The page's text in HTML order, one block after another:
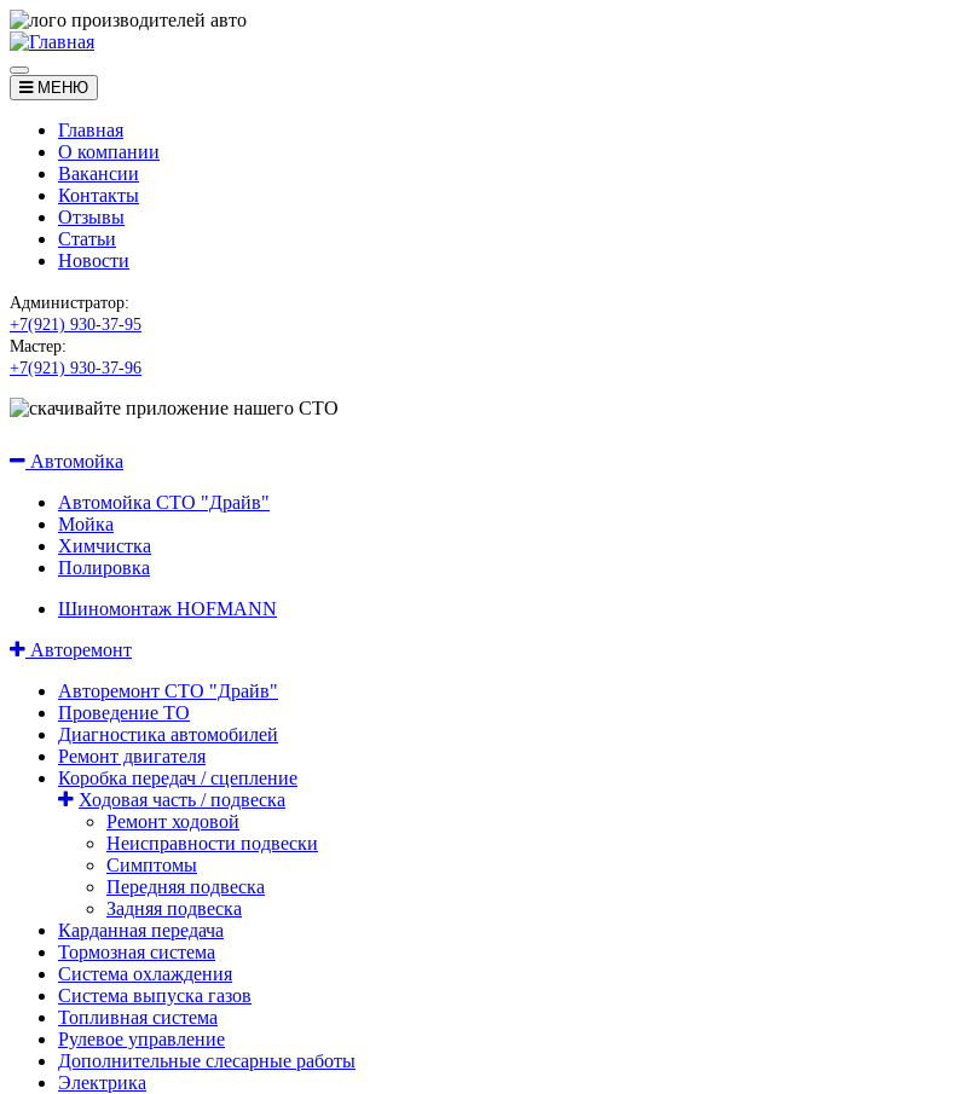
МЕНЮ
Главная
О компании
Вакансии
Контакты
Отзывы
Статьи
Новости
Администратор:
+7(921) 930-37-95
Мастер:
+7(921) 930-37-96
Автомойка
Автомойка СТО "Драйв"
Мойка
Химчистка
Полировка
Шиномонтаж HOFMANN
Авторемонт
Авторемонт СТО "Драйв"
Проведение ТО
Диагностика автомобилей
Ремонт двигателя
Коробка передач / сцепление
Ходовая часть / подвеска
Ремонт ходовой
Неисправности подвески
Симптомы
Передняя подвеска
Задняя подвеска
Карданная передача
Тормозная система
Система охлаждения
Система выпуска газов
Топливная система
Рулевое управление
Дополнительные слесарные работы
Электрика